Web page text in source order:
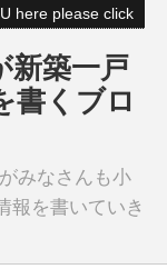
here please click
新築一戸
書くブロ
みなさんも小
報を書いていき